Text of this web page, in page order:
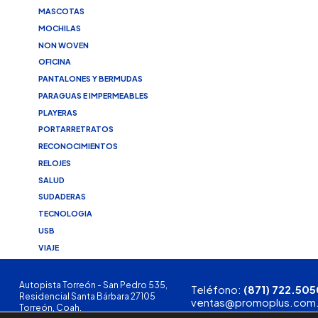
MASCOTAS
MOCHILAS
NON WOVEN
OFICINA
PANTALONES Y BERMUDAS
PARAGUAS E IMPERMEABLES
PLAYERAS
PORTARRETRATOS
RECONOCIMIENTOS
RELOJES
SALUD
SUDADERAS
TECNOLOGIA
USB
VIAJE
Autopista Torreón - San Pedro 535,
Residencial Santa Bárbara 27105
Torreón, Coah.
Teléfono: (871)